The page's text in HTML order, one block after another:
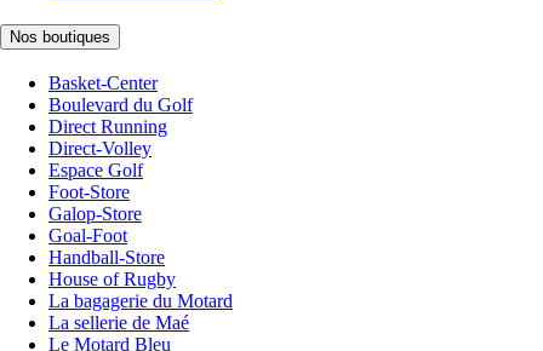
Nos boutiques
Basket-Center
Boulevard du Golf
Direct Running
Direct-Volley
Espace Golf
Foot-Store
Galop-Store
Goal-Foot
Handball-Store
House of Rugby
La bagagerie du Motard
La sellerie de Maé
Le Motard Bleu